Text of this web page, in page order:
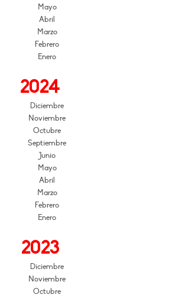
Mayo
Abril
Marzo
Febrero
Enero
2024
Diciembre
Noviembre
Octubre
Septiembre
Junio
Mayo
Abril
Marzo
Febrero
Enero
2023
Diciembre
Noviembre
Octubre